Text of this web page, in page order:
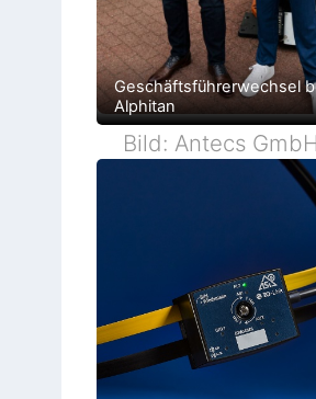
Geschäftsführerwechsel
Alphitan
Bild: Antecs GmbH